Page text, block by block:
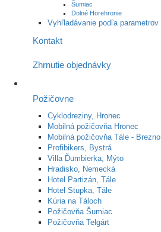
Šumiac
Dolné Horehronie
Vyhľladávanie podľa parametrov
Kontakt
Zhrnutie objednávky
Požičovne
Cyklodreziny, Hronec
Mobilná požičovňa Hronec
Mobilná požičovňa Tále - Brezno
Profibikers, Bystrá
Villa Ďumbierka, Mýto
Hradisko, Nemecká
Hotel Partizán, Tále
Hotel Stupka, Tále
Kúria na Táloch
Požičovňa Šumiac
Požičovňa Telgárt